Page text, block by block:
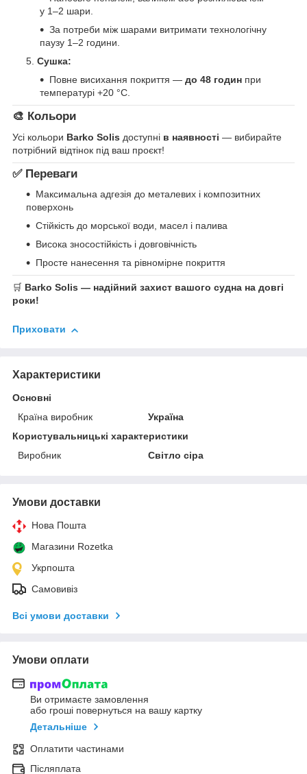
у 1–2 шари.
За потреби між шарами витримати технологічну
паузу 1–2 години.
Сушка:
Повне висихання покриття — до 48 годин при
температурі +20 °C.
🎨 Кольори
Усі кольори Barko Solis доступні в наявності — вибирайте
потрібний відтінок під ваш проєкт!
✅ Переваги
Максимальна адгезія до металевих і композитних
поверхонь
Стійкість до морської води, масел і палива
Висока зносостійкість і довговічність
Просте нанесення та рівномірне покриття
🛒 Barko Solis — надійний захист вашого судна на довгі
роки!
Приховати
Характеристики
Основні
Країна виробник
Україна
Користувальницькі характеристики
Виробник
Світло сіра
Умови доставки
Нова Пошта
Магазини Rozetka
Укрпошта
Самовивіз
Всі умови доставки
Умови оплати
Ви отримаєте замовлення
або гроші повернуться на вашу картку
Детальніше
Оплатити частинами
Післяплата